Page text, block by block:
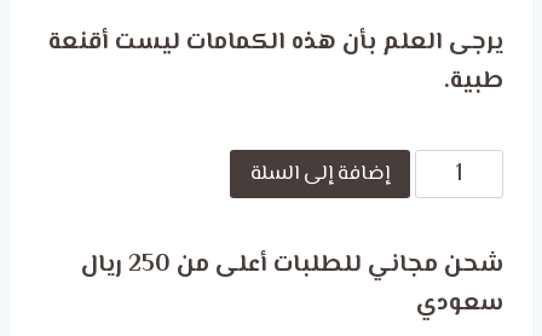
يرجى العلم بأن هذه الكمامات ليست أقنعة
طبية.
كمية
Celebrate
National
Day
in
إضافة إلى السلة
شحن مجاني للطلبات أعلى من 250 ريال
سعودي